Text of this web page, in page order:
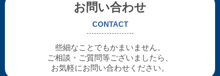
お問い合わせ
CONTACT
些細なことでもかまいません。
ご相談・ご質問等ございましたら、
お気軽にお問い合わせください。